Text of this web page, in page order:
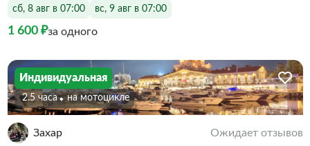
сб, 8 авг в 07:00 вс, 9 авг в 07:00
1 600 ₽за одного
Индивидуальная
2.5 часа На мотоцикле
Захар Ожидает отзывов